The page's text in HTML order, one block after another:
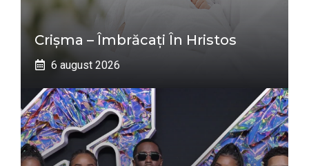
Crișma – Îmbrăcați În Hristos
6 august 2026